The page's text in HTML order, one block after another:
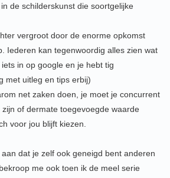
de schilderskunst die soortgelijke
vergroot door de enorme opkomst
Iederen kan tegenwoordig alles zien wat
in op google en je hebt tig
met uitleg en tips erbij)
net zaken doen, je moet je concurrent
of dermate toegevoegde waarde
voor jou blijft kiezen.
dat je zelf ook geneigd bent anderen
me ook toen ik de meel serie